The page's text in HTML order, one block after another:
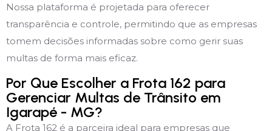
Nossa plataforma é projetada para oferecer
transparência e controle, permitindo que as empresas
tomem decisões informadas sobre como gerir suas
multas de forma mais eficaz.
Por Que Escolher a Frota 162 para
Gerenciar Multas de Trânsito em
Igarapé - MG?
A Frota 162 é a parceira ideal para empresas que